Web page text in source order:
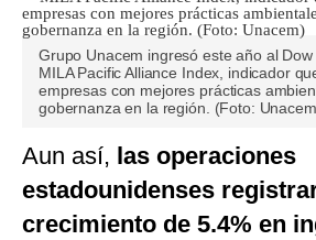
Grupo Unacem ingresó este año al
MILA Pacific Alliance Index, indicador
empresas con mejores prácticas
gobernanza en la región. (Foto:
Aun así, las operaciones
estadounidenses
crecimiento de 5.4% en